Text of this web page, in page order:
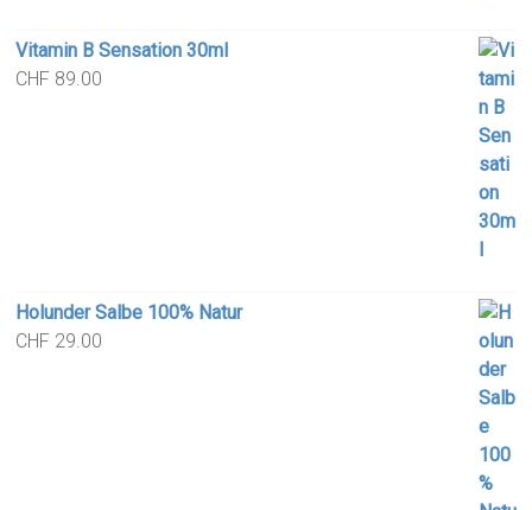
Vitamin B Sensation 30ml
CHF 89.00
Holunder Salbe 100% Natur
CHF 29.00